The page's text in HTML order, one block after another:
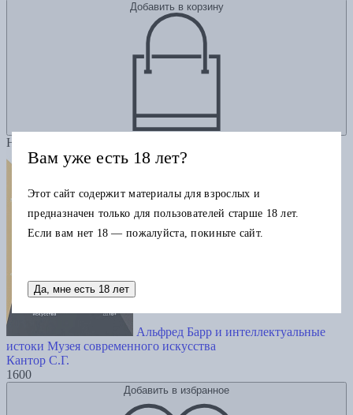
Добавить в корзину
Новинка
Альфред Барр и интеллектуальные
истоки Музея современного искусства
Кантор С.Г.
1600
Добавить в избранное
Вам уже есть 18 лет?
Этот сайт содержит материалы для взрослых и
предназначен только для пользователей старше 18 лет.
Если вам нет 18 — пожалуйста, покиньте сайт.
Да, мне есть 18 лет